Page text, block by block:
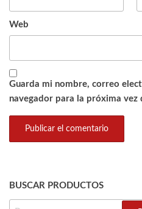
Web
Guarda mi nombre, correo
navegador para la próxima vez
BUSCAR PRODUCTOS
BUSCAR: